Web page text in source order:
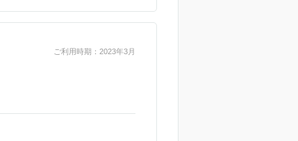
ご利用時期：2023年3月